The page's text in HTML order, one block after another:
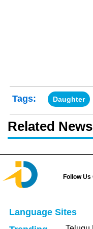
Tags: Daughter
Related News
Follow Us
Language Sites